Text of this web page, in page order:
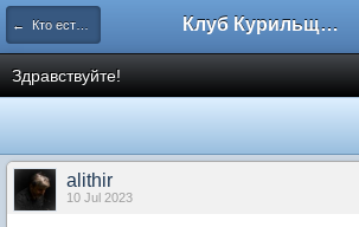
← Кто есть кто (представляемся!) Клуб Курильщиков Трубки
Здравствуйте!
alithir
10 Jul 2023